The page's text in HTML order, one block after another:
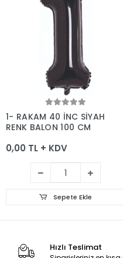
Sepete Ekle
1- RAKAM 40 İNC SİYAH
RENK BALON 100 CM
0,00 TL + KDV
Sepete Ekle
Hızlı Teslimat